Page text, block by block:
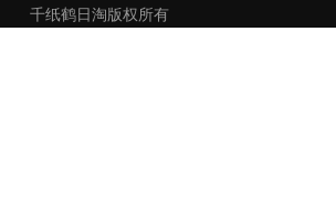
千纸鹤日淘版权所有